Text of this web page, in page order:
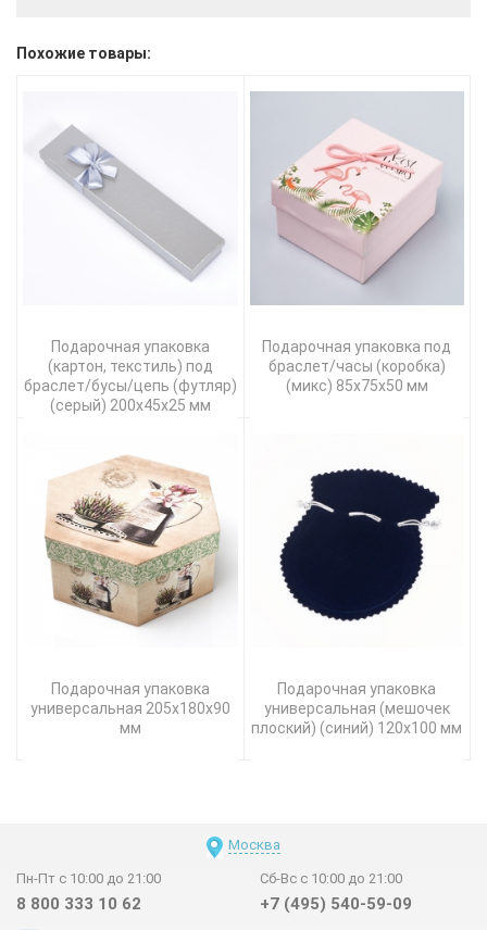
Похожие товары:
Подарочная упаковка
(картон, текстиль) под
браслет/бусы/цепь (футляр)
(серый) 200х45х25 мм
Подарочная упаковка под
браслет/часы (коробка)
(микс) 85х75х50 мм
Подарочная упаковка
универсальная 205х180х90
мм
Подарочная упаковка
универсальная (мешочек
плоский) (синий) 120х100 мм
Москва
Пн-Пт с 10:00 до 21:00
8 800 333 10 62
Сб-Вс с 10:00 до 21:00
+7 (495) 540-59-09